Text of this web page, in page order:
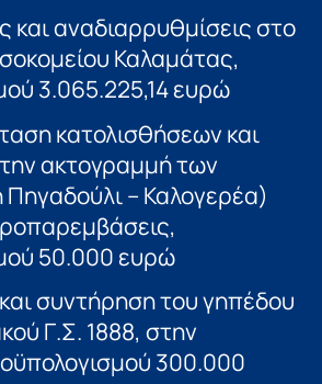
και αναδιαρρυθμίσεις στο
Καλαμάτας,
3.065.225,14 ευρώ
κατολισθήσεων και
ακτογραμμή των
Πηγαδούλι – Καλογερέα)
50.000 ευρώ
συντήρηση του γηπέδου
Γ.Σ. 1888, στην
300.000